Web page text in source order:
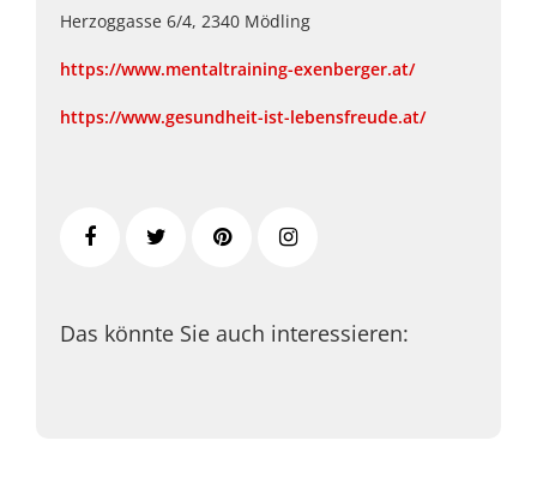
Herzoggasse 6/4, 2340 Mödling
https://www.mentaltraining-exenberger.at/
https://www.gesundheit-ist-lebensfreude.at/
Das könnte Sie auch interessieren: